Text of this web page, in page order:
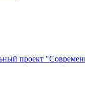
проект